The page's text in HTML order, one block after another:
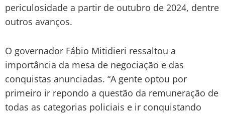
periculosidade a partir de outubro de 2024, dentre
outros avanços.
O governador Fábio Mitidieri ressaltou a
importância da mesa de negociação e das
conquistas anunciadas. “A gente optou por
primeiro ir repondo a questão da remuneração de
todas as categorias policiais e ir conquistando